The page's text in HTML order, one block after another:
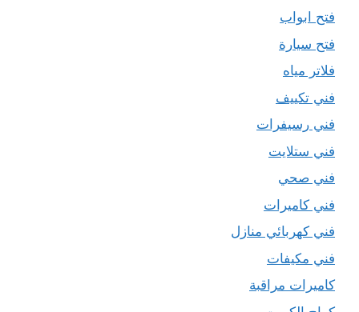
فتح ابواب
فتح سيارة
فلاتر مياه
فني تكييف
فني رسيفرات
فني ستلايت
فني صحي
فني كاميرات
فني كهربائي منازل
فني مكيفات
كاميرات مراقبة